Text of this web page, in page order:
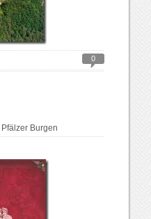
0
Pfälzer Burgen